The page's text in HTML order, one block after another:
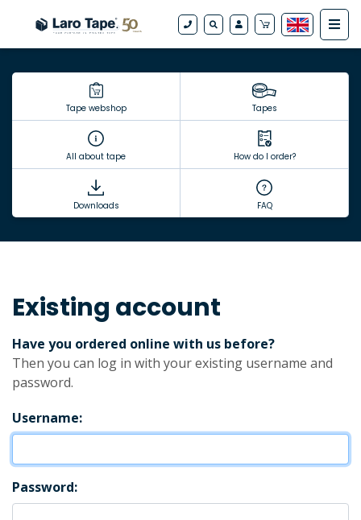
Tape webshop Tapes
All about tape How do I order?
Downloads FAQ
Existing account
Have you ordered online with us before?
Then you can log in with your existing username and
password.
Username:
Password: